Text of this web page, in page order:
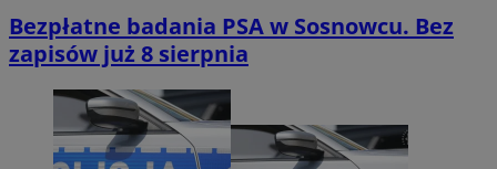
Bezpłatne badania PSA w Sosnowcu. Bez
zapisów już 8 sierpnia